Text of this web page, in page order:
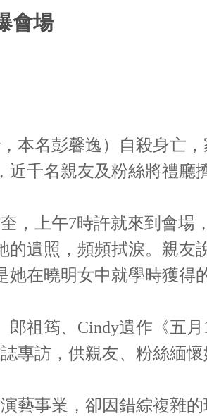
會場
，本名彭馨逸）自殺身亡
近千名親友及粉絲將禮廳
，上午7時許就來到會場
的遺照，頻頻拭淚。親友
在曉明女中就學時獲得
郎祖筠、Cindy遺作《五
專訪，供親友、粉絲緬懷
藝事業，卻因錯綜複雜